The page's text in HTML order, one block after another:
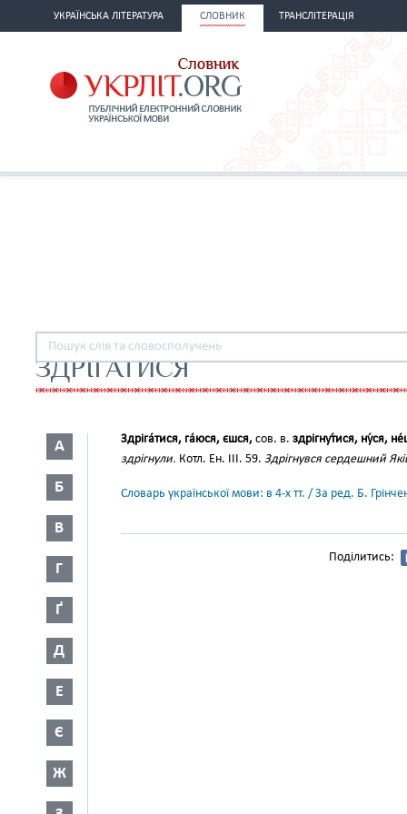
УКРАЇНСЬКА ЛІТЕРАТУРА СЛОВНИК ТРАНСЛІТЕРАЦІЯ
ЗДРІГАТИСЯ
А
Б
В
Г
Ґ
Д
Е
Є
Ж
Здріга́тися, га́юся, єшся, сов. в. здрігнут́ися, ну́ся,
здрігнули. Котл. Ен. III. 59. Здрігнувся сердешний
Словарь української мови: в 4-х тт. / За ред. Б.
Поділитись: